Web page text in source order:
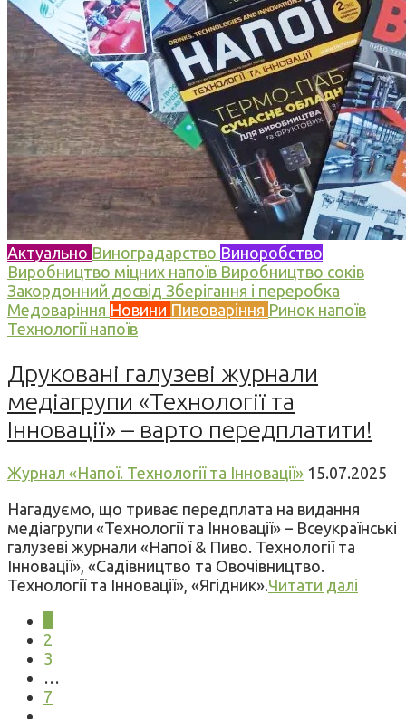
Актуально Виноградарство Виноробство
Виробництво міцних напоїв Виробництво соків
Закордонний досвід Зберігання і переробка
Медоваріння Новини Пивоваріння Ринок напоїв
Технології напоїв
Друковані галузеві журнали
медіагрупи «Технології та
Інновації» – варто передплатити!
Журнал «Напої. Технології та Інновації» 15.07.2025
Нагадуємо, що триває передплата на видання
медіагрупи «Технології та Інновації» – Всеукраїнські
галузеві журнали «Напої & Пиво. Технології та
Інновації», «Садівництво та Овочівництво.
Технології та Інновації», «Ягідник».Читати далі
2
3
…
7